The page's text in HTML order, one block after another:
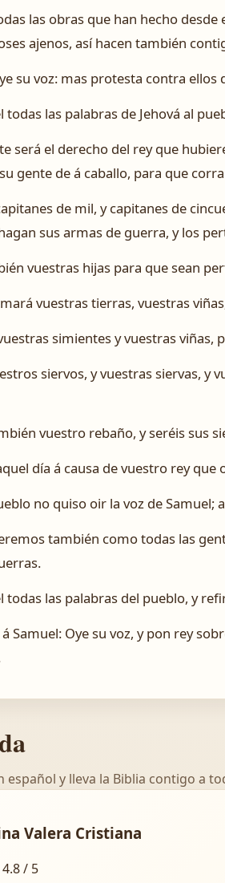
las obras que han hecho
ajenos, así hacen también
su voz: mas protesta contra
todas las palabras de Jehová al
será el derecho del rey que
gente de á caballo, para que
de mil, y capitanes de
sus armas de guerra, y los
vuestras hijas para que sean
vuestras tierras, vuestras
simientes y vuestras viñas,
siervos, y vuestras siervas, y
vuestro rebaño, y seréis sus
día á causa de vuestro rey
no quiso oir la voz de
también como todas las
todas las palabras del pueblo, y
á Samuel: Oye su voz, y pon rey
y lleva la Biblia contigo a
Valera Cristiana
4.8 / 5